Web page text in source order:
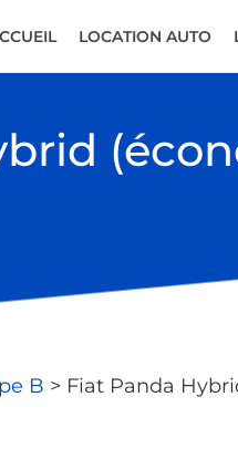
LOCATION AUTO
B > Fiat Panda